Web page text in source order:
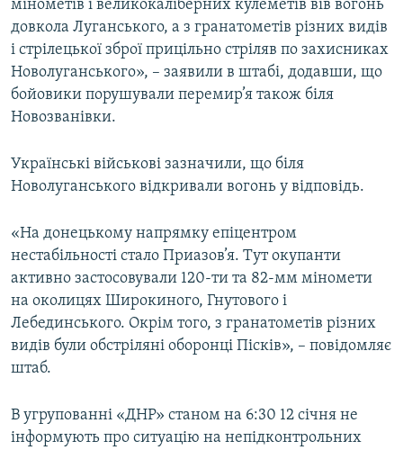
КТАТ
ДОЛУЧАЙСЯ!
мінометів і великокаліберних кулеметів вів вогонь
довкола Луганського, а з гранатометів різних видів
і стрілецької зброї прицільно стріляв по захисниках
Новолуганського», – заявили в штабі, додавши, що
бойовики порушували перемир’я також біля
Новозванівки.
Українські військові зазначили, що біля
Новолуганського відкривали вогонь у відповідь.
«На донецькому напрямку епіцентром
нестабільності стало Приазов’я. Тут окупанти
активно застосовували 120-ти та 82-мм міномети
на околицях Широкиного, Гнутового і
Лебединського. Окрім того, з гранатометів різних
видів були обстріляні оборонці Пісків», – повідомляє
штаб.
В угрупованні «ДНР» станом на 6:30 12 січня не
інформують про ситуацію на непідконтрольних